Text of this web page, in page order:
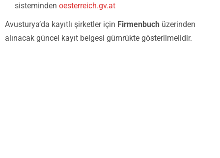
sisteminden oesterreich.gv.at
Avusturya’da kayıtlı şirketler için Firmenbuch üzerinden
alınacak güncel kayıt belgesi gümrükte gösterilmelidir.